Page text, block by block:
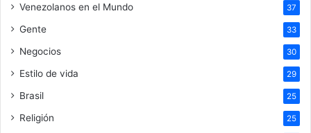
Venezolanos en el Mundo 37
Gente 33
Negocios 30
Estilo de vida 29
Brasil 25
Religión 25